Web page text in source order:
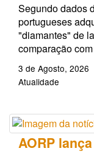
Segundo dados
portugueses
"diamantes" de
comparação
3 de Agosto, 2026
Atualidade
AORP